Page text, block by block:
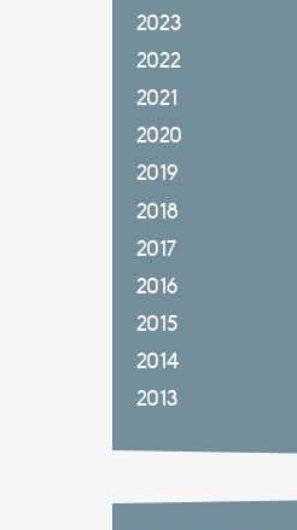
2023
2022
2021
2020
2019
2018
2017
2016
2015
2014
2013